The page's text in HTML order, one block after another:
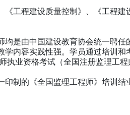
《工程建设质量控制》、《工程
是由中国建设教育协会统一聘
内容实践性强。学员通过培训
业资格考试（全国注册监理工程
制的《全国监理工程师》培训